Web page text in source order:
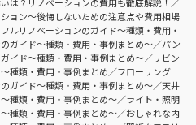
は？リノベーションの費用も徹底解説！
ョン〜後悔しないための注意点や費用相場
ルリノベーションのガイド〜種類・費用・
ガイド〜種類・費用・事例まとめ〜
パン
イド〜種類・費用・事例まとめ〜
リビン
種類・費用・事例まとめ
フローリング
ガイド〜種類・費用・事例まとめ〜
天井
種類・費用・事例まとめ〜
ライト・照明
種類・費用・事例まとめ〜
おしゃれな内